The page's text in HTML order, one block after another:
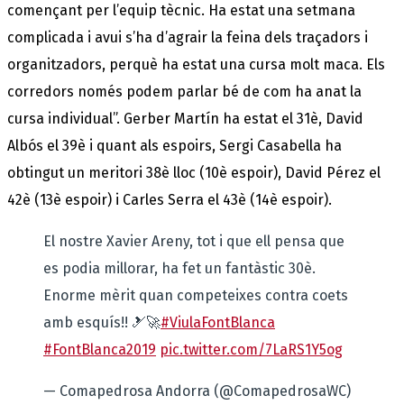
començant per l’equip tècnic. Ha estat una setmana
complicada i avui s’ha d’agrair la feina dels traçadors i
organitzadors, perquè ha estat una cursa molt maca. Els
corredors només podem parlar bé de com ha anat la
cursa individual”. Gerber Martín ha estat el 31è, David
Albós el 39è i quant als espoirs, Sergi Casabella ha
obtingut un meritori 38è lloc (10è espoir), David Pérez el
42è (13è espoir) i Carles Serra el 43è (14è espoir).
El nostre Xavier Areny, tot i que ell pensa que
es podia millorar, ha fet un fantàstic 30è.
Enorme mèrit quan competeixes contra coets
amb esquís!! 🎿🚀#ViulaFontBlanca
#FontBlanca2019 pic.twitter.com/7LaRS1Y5og
— Comapedrosa Andorra (@ComapedrosaWC)